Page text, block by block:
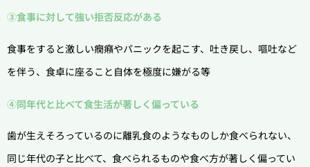
③食事に対して強い拒否反応がある
食事をすると激しい癇癪やパニックを起こす、吐き戻し、嘔吐など
を伴う、食卓に座ること自体を極度に嫌がる等
④同年代と比べて食生活が著しく偏っている
歯が生えそろっているのに離乳食のようなものしか食べられない、
同じ年代の子と比べて、食べられるものや食べ方が著しく偏ってい